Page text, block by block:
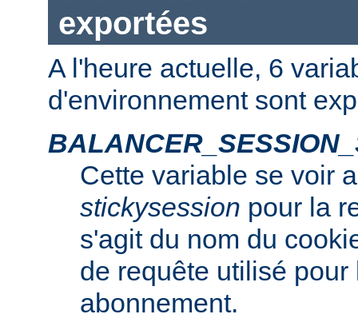
exportées
A l'heure actuelle, 6
d'environnement sont
Cette variable se voir
stickysession pour la
s'agit du nom du
de requête utilisé
abonnement.